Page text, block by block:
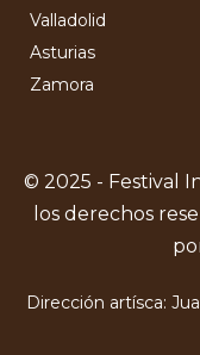
Valladolid
Asturias
Zamora
© 2025 - Festival
los derechos
Dirección artísca: